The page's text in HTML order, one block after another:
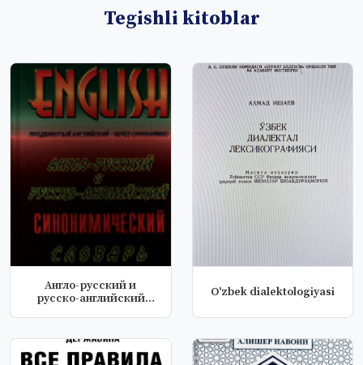
Tegishli kitoblar
Англо-русский и
русско-английский
O'zbek dialektologiyasi